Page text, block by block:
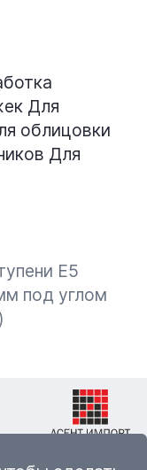
Для
облицовки
Для
Е5
под углом